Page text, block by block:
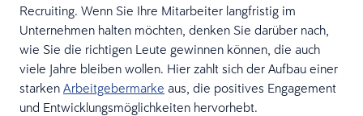
Recruiting. Wenn Sie Ihre Mitarbeiter langfristig im
Unternehmen halten möchten, denken Sie darüber nach,
wie Sie die richtigen Leute gewinnen können, die auch
viele Jahre bleiben wollen. Hier zahlt sich der Aufbau einer
starken Arbeitgebermarke aus, die positives Engagement
und Entwicklungsmöglichkeiten hervorhebt.